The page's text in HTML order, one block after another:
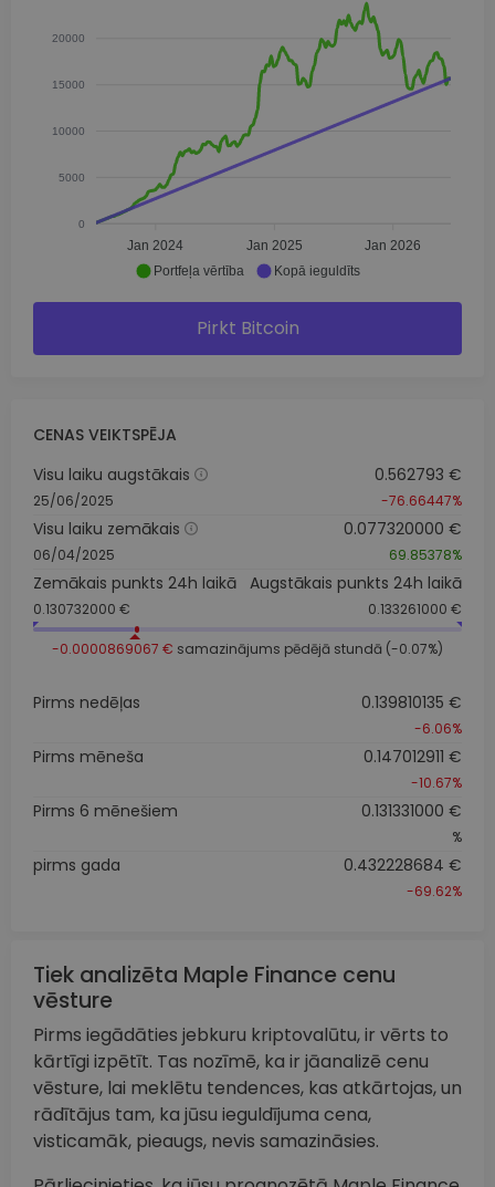
20000
15000
10000
5000
0
Jan 2024 Jan 2025 Jan 2026
Portfeļa vērtība Kopā ieguldīts
Pirkt Bitcoin
CENAS VEIKTSPĒJA
Visu laiku augstākais
25/06/2025
0.562793 €
-76.66447%
Visu laiku zemākais
06/04/2025
0.077320000 €
69.85378%
Zemākais punkts 24h laikā
0.130732000 €
Augstākais punkts 24h laikā
0.133261000 €
-0.0000869067 € samazinājums pēdējā stundā (-0.07%)
Pirms nedēļas 0.139810135 €
-6.06%
Pirms mēneša 0.147012911 €
-10.67%
Pirms 6 mēnešiem 0.131331000 €
%
pirms gada 0.432228684 €
-69.62%
Tiek analizēta Maple Finance cenu
vēsture
Pirms iegādāties jebkuru kriptovalūtu, ir vērts to
kārtīgi izpētīt. Tas nozīmē, ka ir jāanalizē cenu
vēsture, lai meklētu tendences, kas atkārtojas, un
rādītājus tam, ka jūsu ieguldījuma cena,
visticamāk, pieaugs, nevis samazināsies.